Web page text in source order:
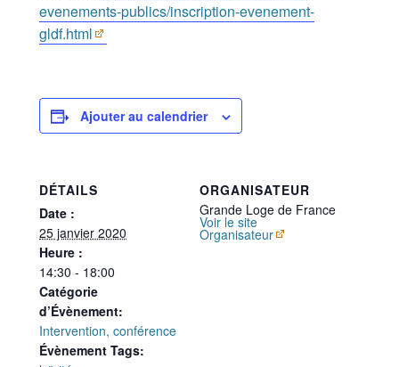
evenements-publics/inscription-evenement-
gldf.html
Ajouter au calendrier
DÉTAILS
Date :
25 janvier 2020
Heure :
14:30 - 18:00
Catégorie
d’Évènement:
Intervention, conférence
Évènement Tags:
ORGANISATEUR
Grande Loge de France
Voir le site
Organisateur